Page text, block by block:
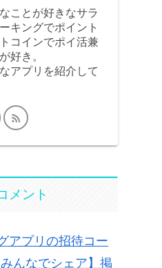
ことが好きなサラ
キングでポイント
コインでポイ活兼
好き。
アプリを紹介して
メント
アプリの招待コー
んなでシェア】掲